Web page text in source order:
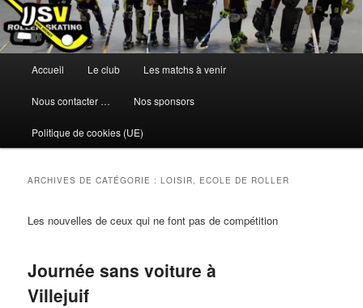
principal
Accueil Le club Les matchs à venir
Nous contacter … Nos sponsors
Politique de cookies (UE)
ARCHIVES DE CATÉGORIE :LOISIR, ECOLE DE ROLLER
Les nouvelles de ceux qui ne font pas de compétition
Journée sans voiture à
Villejuif